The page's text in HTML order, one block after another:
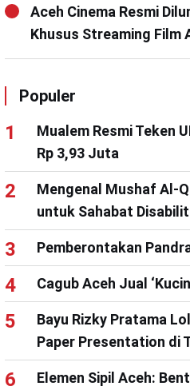
Aceh Cinema Resmi
Khusus Streaming Film
Populer
Mualem Resmi Teken
Rp 3,93 Juta
Mengenal Mushaf Al-
untuk Sahabat
Pemberontakan
Cagub Aceh Jual
Bayu Rizky Pratama
Paper Presentation di
Elemen Sipil Aceh: